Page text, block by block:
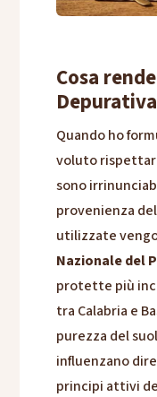
Cosa
Quando ho
voluto
sono
provenienza
utilizzate
Nazionale del
protette più
tra Calabria e
purezza del
influenzano
principi attivi